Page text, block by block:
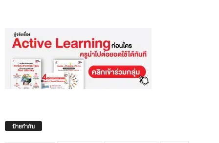
ป้ายกำกับ